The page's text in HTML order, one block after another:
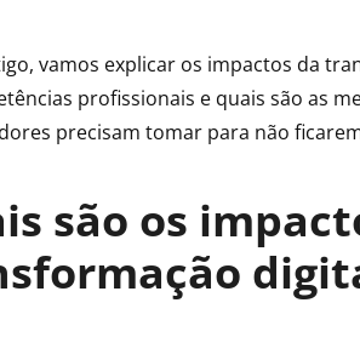
vamos explicar os impactos da
profissionais e quais são as
precisam tomar para não
são os